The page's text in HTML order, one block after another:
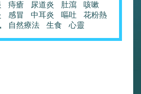
痔瘡 尿道炎 肚瀉
咳嗽
感冒 中耳炎 嘔吐
花粉熱
自然療法 生食 心靈